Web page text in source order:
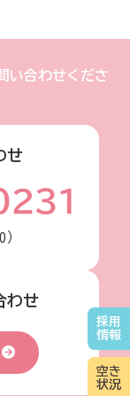
い合わせくださ
せ
わせ
採用
情報
空き
状況